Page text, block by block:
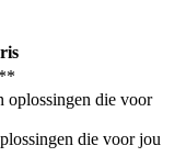
die voor jou